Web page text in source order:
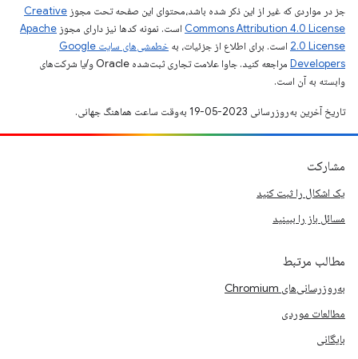
جز در مواردی که غیر از این ذکر شده باشد،‌محتوای این صفحه تحت مجوز Creative
Commons Attribution 4.0 License است. نمونه کدها نیز دارای مجوز Apache
2.0 License است. برای اطلاع از جزئیات، به
خطمشی‌های سایت Google
Developers‏
مراجعه کنید. جاوا علامت تجاری ثبت‌شده Oracle و/یا شرکت‌های
وابسته به آن است.
تاریخ آخرین به‌روزرسانی 2023-05-19 به‌وقت ساعت هماهنگ جهانی.
مشارکت
یک اشکال را ثبت کنید
مسائل باز را ببینید
مطالب مرتبط
به‌روزرسانی‌های Chromium
مطالعات موردی
بایگانی